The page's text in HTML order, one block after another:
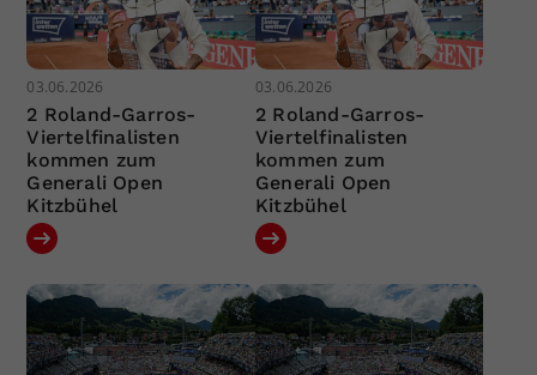
03.06.2026
2 Roland-Garros-
Viertelfinalisten
kommen zum
Generali Open
Kitzbühel
03.06.2026
2 Roland-Garros-
Viertelfinalisten
kommen zum
Generali Open
Kitzbühel